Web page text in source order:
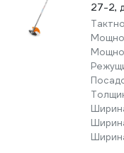
27-2,